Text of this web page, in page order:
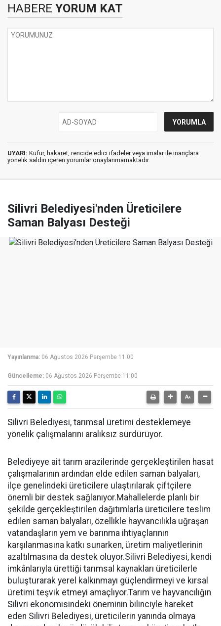
HABERE YORUM KAT
UYARI: Küfür, hakaret, rencide edici ifadeler veya imalar ile inançlara
yönelik saldırı içeren yorumlar onaylanmamaktadır.
Silivri Belediyesi'nden Üreticilere
Saman Balyası Desteği
Yayınlanma: 06 Ağustos 2026 Perşembe 11:00
Güncelleme: 06 Ağustos 2026 Perşembe 11:00
Silivri Belediyesi, tarımsal üretimi desteklemeye
yönelik çalışmalarını aralıksız sürdürüyor.
Belediyeye ait tarım arazilerinde gerçekleştirilen hasat
çalışmalarının ardından elde edilen saman balyaları,
ilçe genelindeki üreticilere ulaştırılarak çiftçilere
önemli bir destek sağlanıyor.Mahallelerde planlı bir
şekilde gerçekleştirilen dağıtımlarla üreticilere teslim
edilen saman balyaları, özellikle hayvancılıkla uğraşan
vatandaşların yem ve barınma ihtiyaçlarının
karşılanmasına katkı sunarken, üretim maliyetlerinin
azaltılmasına da destek oluyor.Silivri Belediyesi, kendi
imkânlarıyla ürettiği tarımsal kaynakları üreticilerle
buluşturarak yerel kalkınmayı güçlendirmeyi ve kırsal
üretimi teşvik etmeyi amaçlıyor.Tarım ve hayvancılığın
Silivri ekonomisindeki öneminin bilinciyle hareket
eden Silivri Belediyesi, üreticilerin yanında olmaya